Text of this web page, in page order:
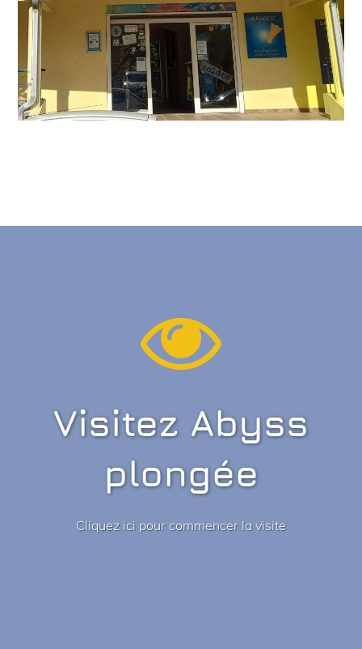
Visitez Abyss
plongée
Cliquez ici pour commencer la visite